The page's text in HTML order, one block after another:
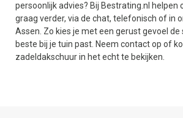
persoonlijk advies? Bij Bestrating.nl helpen
graag verder, via de chat, telefonisch of in
Assen. Zo kies je met een gerust gevoel de
beste bij je tuin past. Neem contact op of
zadeldakschuur in het echt te bekijken.